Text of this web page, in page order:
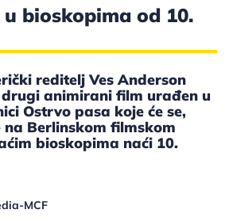
bioskopima od 10.
reditelj Ves Anderson
animirani film urađen u
Ostrvo pasa koje će se,
Berlinskom filmskom
bioskopima naći 10.
MCF